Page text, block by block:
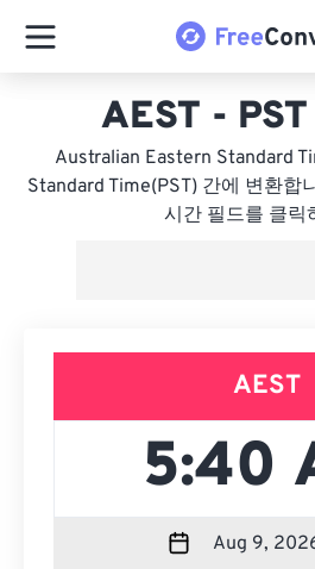
AEST - PST
Australian Eastern Standard
Standard Time(PST) 간에 변환합
시간 필드를 클릭
AEST